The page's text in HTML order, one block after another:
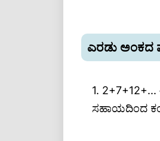
ಎರಡು ಅಂಕದ
1.
ಸಹಾಯದಿಂದ